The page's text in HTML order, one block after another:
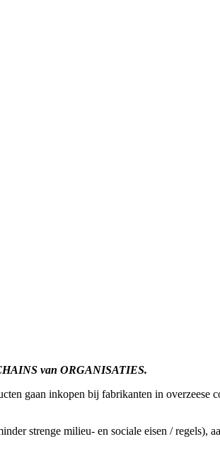
van ORGANISATIES.
gaan inkopen bij fabrikanten in overzeese
strenge milieu- en sociale eisen / regels),